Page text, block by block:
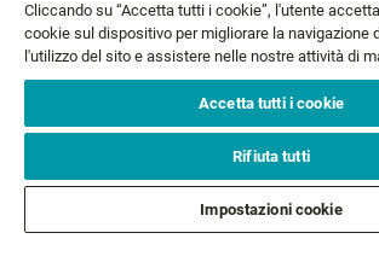
CHI SIAMO
LEGALE
Cliccando su “Accetta tutti i cookie”, l'utente
cookie sul dispositivo per migliorare la navigazione
l'utilizzo del sito e assistere nelle nostre attività di
Accetta tutti i cookie
Rifiuta tutti
Impostazioni cookie